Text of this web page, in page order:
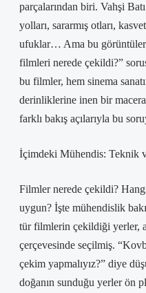
parçalarından biri. Vahşi
yolları, sararmış otları,
ufuklar… Ama bu
filmleri nerede çekildi?”
bu filmler, hem sinema
derinliklerine inen bir
farklı bakış açılarıyla bu
İçimdeki Mühendis: Teknik
Filmler nerede çekildi?
uygun? İşte mühendislik
tür filmlerin çekildiği yerler,
çerçevesinde seçilmiş.
çekim yapmalıyız?” diye
doğanın sunduğu yerler ön